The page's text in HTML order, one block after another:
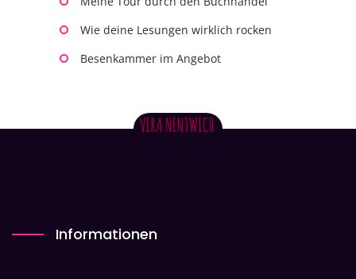
Wie deine Lesungen wirklich rocken
Besenkammer im Angebot
Informationen